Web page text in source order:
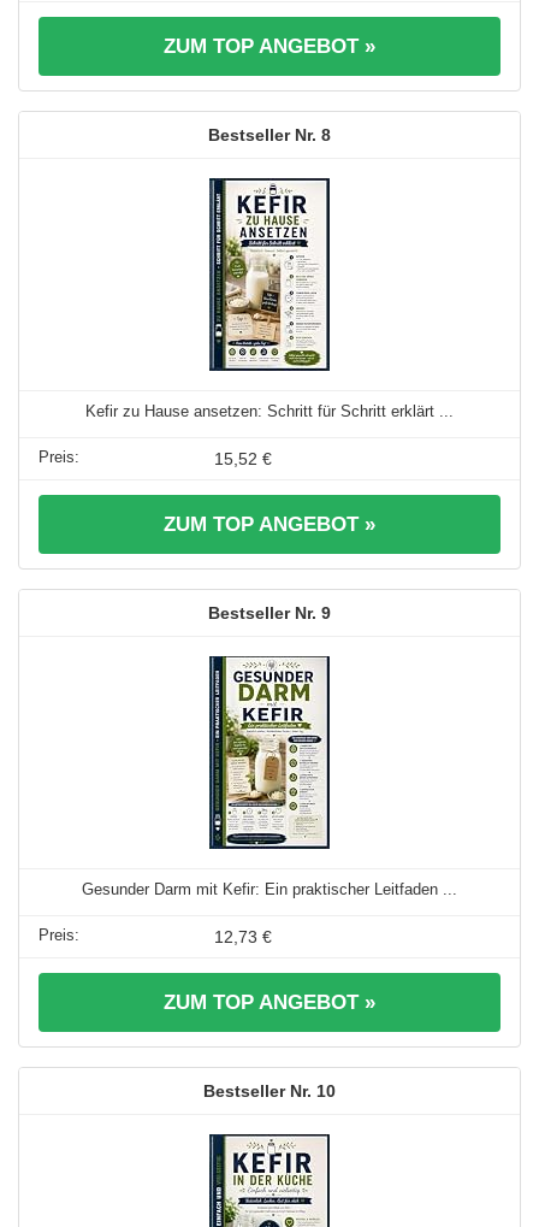
ZUM TOP ANGEBOT »
8
Kefir zu Hause ansetzen: Schritt für Schritt erklärt ...
15,52 €
ZUM TOP ANGEBOT »
9
Gesunder Darm mit Kefir: Ein praktischer Leitfaden ...
12,73 €
ZUM TOP ANGEBOT »
10